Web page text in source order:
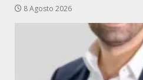
8 Agosto 2026